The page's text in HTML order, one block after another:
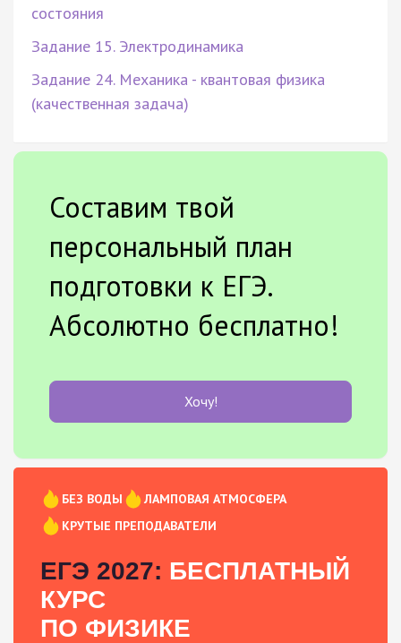
состояния
Задание 15. Электродинамика
Задание 24. Механика - квантовая физика
(качественная задача)
Составим твой
персональный план
подготовки к ЕГЭ.
Абсолютно бесплатно!
Хочу!
БЕЗ ВОДЫ
ЛАМПОВАЯ АТМОСФЕРА
КРУТЫЕ ПРЕПОДАВАТЕЛИ
ЕГЭ 2027: БЕСПЛАТНЫЙ
КУРС
ПО ФИЗИКЕ